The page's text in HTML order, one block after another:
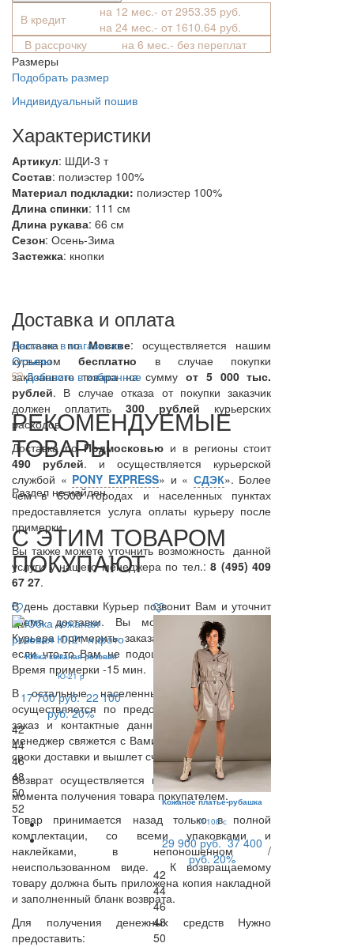
В кредит
на 12 мес.- от 2953.35 руб.
на 24 мес.- от 1610.64 руб.
В рассрочку
на 6 мес.- без переплат
Размеры
Подобрать размер
Индивидуальный пошив
Характеристики
Артикул: ШДИ-3 т
Состав: полиэстер 100%
Материал подкладки: полиэстер 100%
Длина спинки: 111 см
Длина рукава: 66 см
Сезон: Осень-Зима
Застежка: кнопки
Доставка и оплата
Доставка поМоскве: осуществляется нашим
курьеромбесплатно в случае покупки
заказанного товара на суммуот 5 000 тыс.
рублей. В случае отказа от покупки заказчик
должен оплатить300 рублей курьерских
расходов.
Доставка поПодмосковью и в регионы стоит
490 рублей. и осуществляется курьерской
службой « PONY EXPRESS» и « СДЭК». Более
чем в 6500 городах и населенных пунктах
предоставляется услуга оплаты курьеру после
примерки.
Вы также можете уточнить возможность данной
услуги у нашего менеджера по тел.:8 (495) 409
67 27.
В день доставки Курьер позвонит Вам и уточнит
время доставки. Вы можете в присутствии
Курьера примерить заказанные Вами вещи, и
если что-то Вам не подошло, вернуть курьеру.
Время примерки -15 мин.
В остальные населенные пункты доставка
осуществляется по предоплате. Оставьте Ваш
заказ и контактные данные на нашем сайте,
менеджер свяжется с Вами, уточнит стоимость и
сроки доставки и вышлет счет на оплату.
Возврат осуществляется в течении 14 дней с
момента получения товара покупателем.
Товар принимается назад только в полной
комплектации, со всеми упаковками и
наклейками, в непоношенном /
неиспользованном виде. К возвращаемому
товару должна быть приложена копия накладной
и заполненный бланк возврата.
Для получения денежных средств Нужно
предоставить:
Наличие в магазинах
Отзывы
Добавить в избранное
РЕКОМЕНДУЕМЫЕ
ТОВАРЫ
Раздел не найден
С ЭТИМ ТОВАРОМ
ПОКУПАЮТ
Юбка кожаная розовая
Ю-21 р
17 700 руб. 22 100
руб. 20%
42
44
46
48
50
52
Кожаное платье-рубашка
П-108 с
29 900 руб. 37 400
руб. 20%
42
44
46
48
50